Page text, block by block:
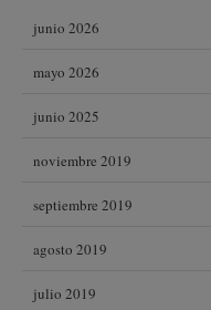
junio 2026
mayo 2026
junio 2025
noviembre 2019
septiembre 2019
agosto 2019
julio 2019